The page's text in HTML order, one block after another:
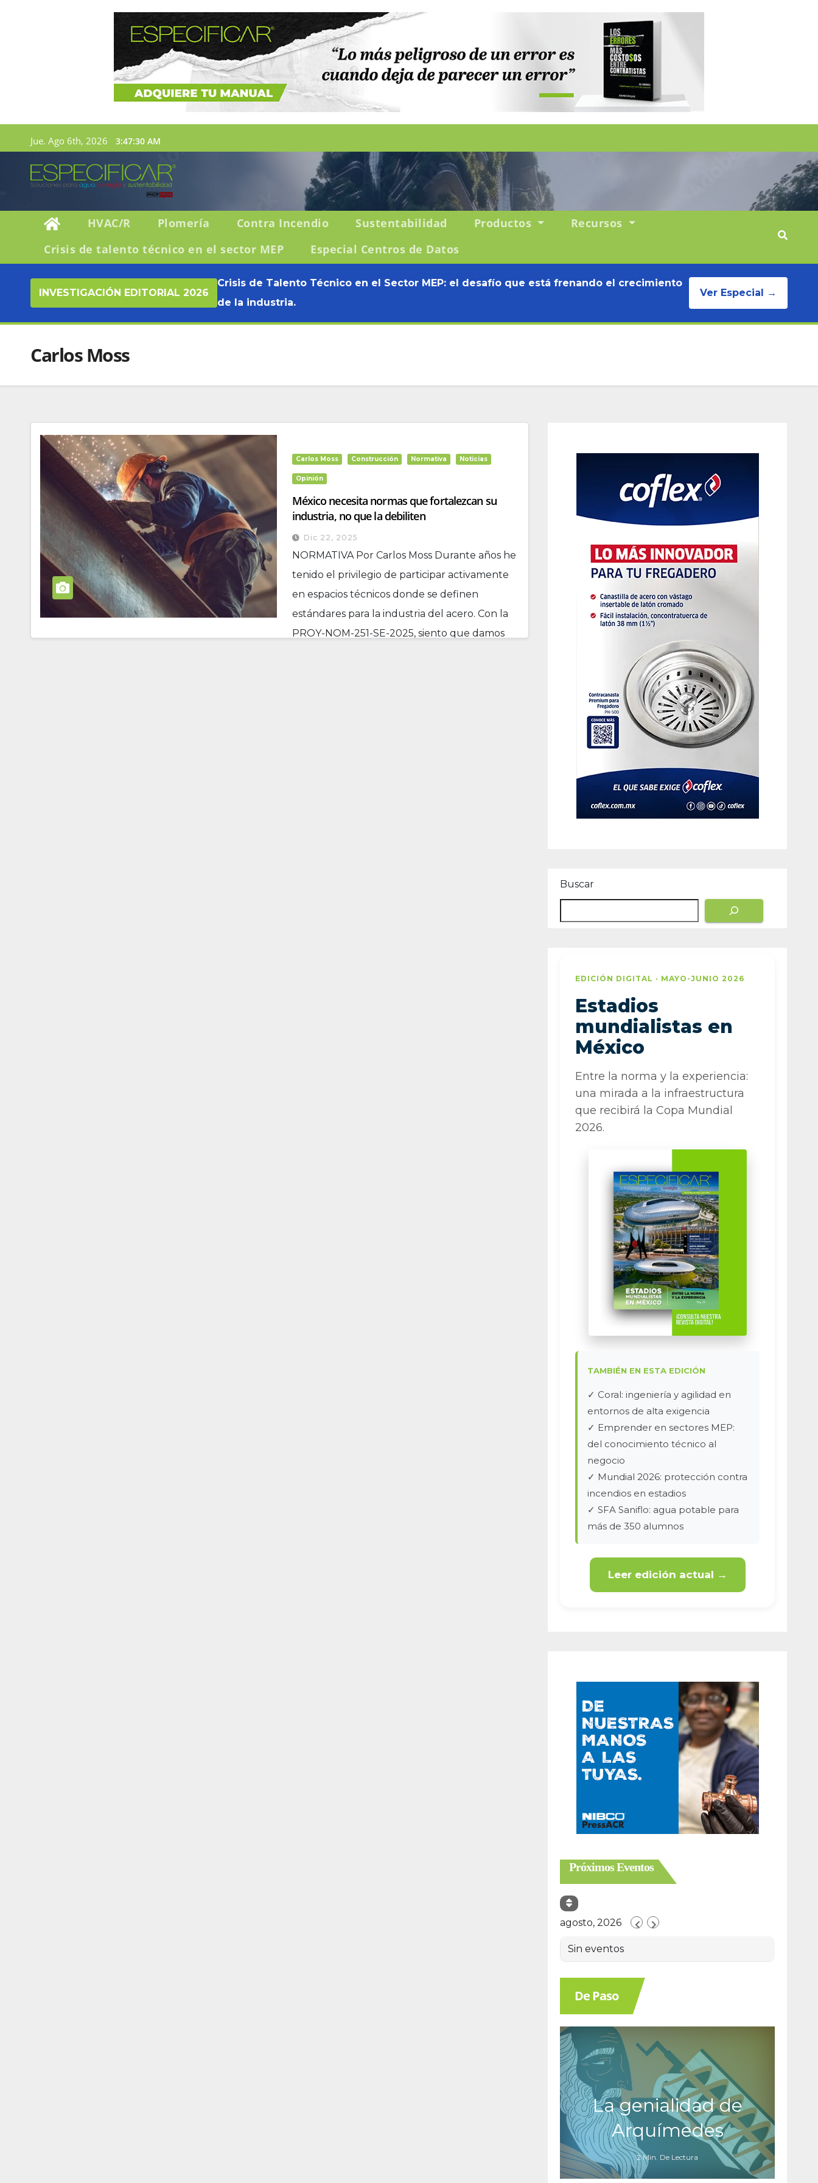
Jue. Ago 6th, 2026 3:47:31 AM
HVAC/R Plomería Contra Incendio Sustentabilidad Productos
Recursos
Crisis de talento técnico en el sector MEP
Especial Centros de Datos
INVESTIGACIÓN EDITORIAL 2026
Crisis de Talento Técnico en el Sector MEP: el desafío que está frenando el crecimiento
de la industria.
Ver Especial →
Carlos Moss
Carlos Moss Construcción Normativa Noticias
Opinión
México necesita normas que fortalezcan su
industria, no que la debiliten
Dic 22, 2025
NORMATIVA Por Carlos Moss Durante años he
tenido el privilegio de participar activamente
en espacios técnicos donde se definen
estándares para la industria del acero. Con la
PROY-NOM-251-SE-2025, siento que damos
Buscar
EDICIÓN DIGITAL · MAYO-JUNIO 2026
Estadios
mundialistas en
México
Entre la norma y la experiencia:
una mirada a la infraestructura
que recibirá la Copa Mundial
2026.
TAMBIÉN EN ESTA EDICIÓN
✓ Coral: ingeniería y agilidad en
entornos de alta exigencia
✓ Emprender en sectores MEP:
del conocimiento técnico al
negocio
✓ Mundial 2026: protección contra
incendios en estadios
✓ SFA Saniflo: agua potable para
más de 350 alumnos
Leer edición actual →
Próximos Eventos
agosto, 2026
Sin eventos
De Paso
La genialidad de
Arquímedes
2 Min. De Lectura